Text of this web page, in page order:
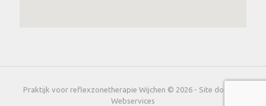
Praktijk voor reflexzonetherapie Wijchen © 2026 - Site door
Webservices